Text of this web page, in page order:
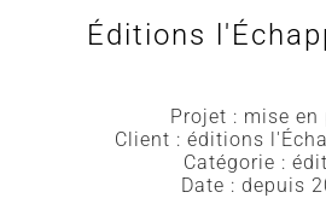
Éditions
Projet : mise en
Client : éditions
Catégorie :
Date : depuis